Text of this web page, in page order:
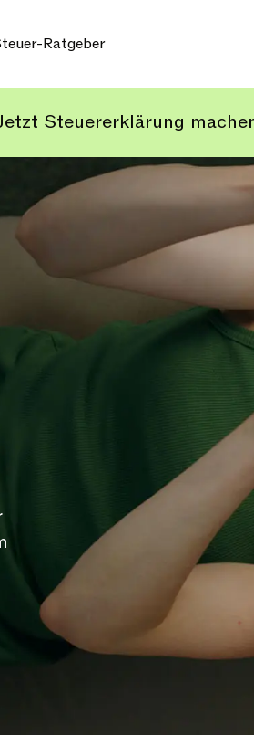
Ratgeber
Steuererklärung